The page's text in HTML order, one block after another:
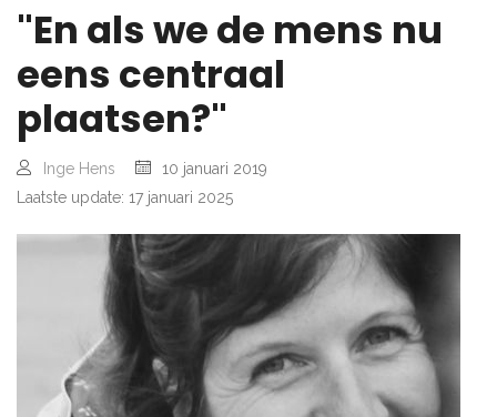
"En als we de mens nu
eens centraal
plaatsen?"
Inge Hens
10 januari 2019
Laatste update: 17 januari 2025